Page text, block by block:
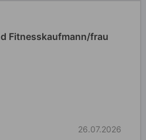
Fitnesskaufmann/frau
26.07.2026